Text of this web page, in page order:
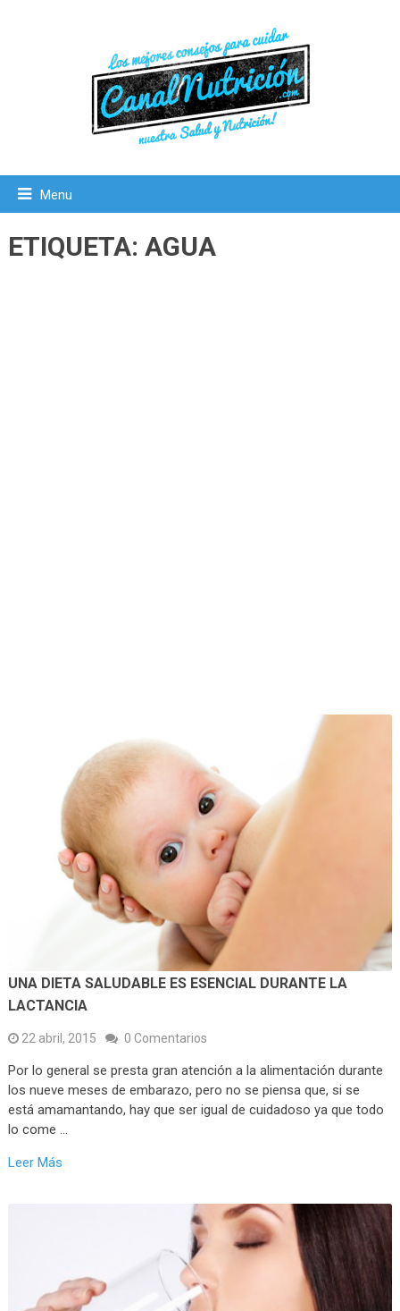
Menu
ETIQUETA: AGUA
UNA DIETA SALUDABLE ES ESENCIAL DURANTE LA
LACTANCIA
22 abril, 2015 0 Comentarios
Por lo general se presta gran atención a la alimentación durante
los nueve meses de embarazo, pero no se piensa que, si se
está amamantando, hay que ser igual de cuidadoso ya que todo
lo come …
Leer Más